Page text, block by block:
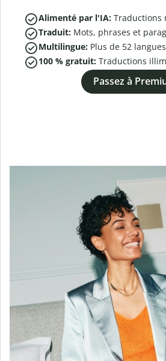
Alimenté par l'IA: Traductions
Traduit: Mots, phrases et
Multilingue: Plus de 52
100 % gratuit: Traductions
Passez à